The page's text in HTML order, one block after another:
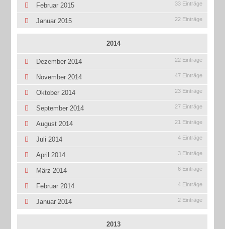
Februar 2015 33 Einträge
Januar 2015 22 Einträge
2014
Dezember 2014 22 Einträge
November 2014 47 Einträge
Oktober 2014 23 Einträge
September 2014 27 Einträge
August 2014 21 Einträge
Juli 2014 4 Einträge
April 2014 3 Einträge
März 2014 6 Einträge
Februar 2014 4 Einträge
Januar 2014 2 Einträge
2013